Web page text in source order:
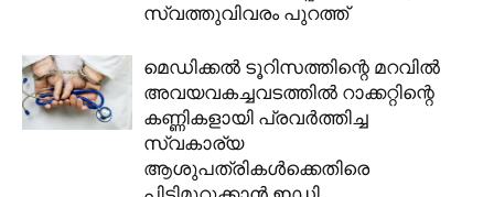
സ്വത്തുവിവരം പുറത്ത്
മെഡിക്കല്‍ ടൂറിസത്തിന്റെ മറവില്‍
അവയവകച്ചവടത്തില്‍ റാക്കറ്റിന്റെ
കണ്ണികളായി പ്രവര്‍ത്തിച്ച
സ്വകാര്യ
ആശുപത്രികള്‍ക്കെതിരെ